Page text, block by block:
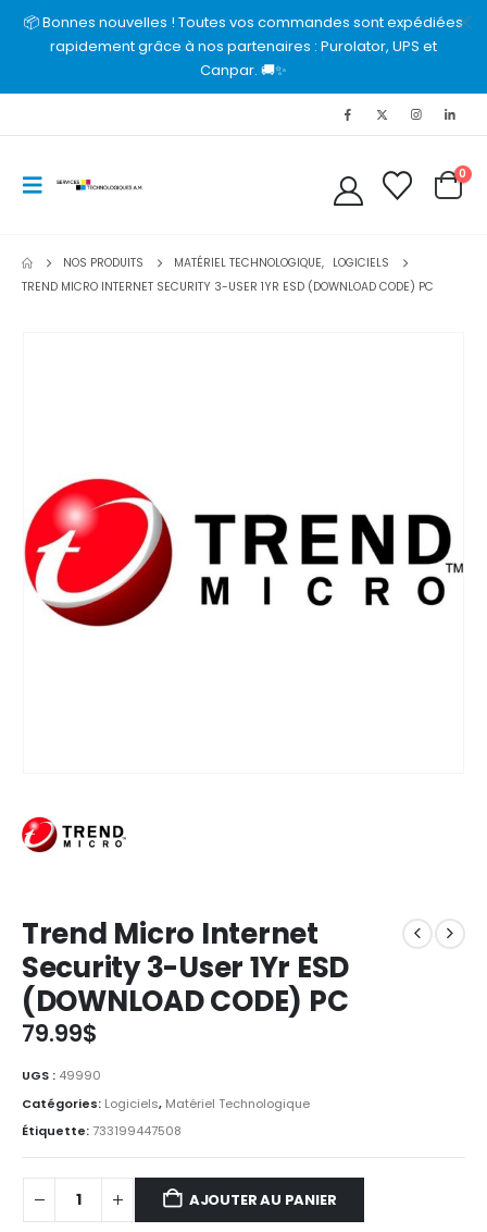
📦 Bonnes nouvelles ! Toutes vos commandes sont expédiées
rapidement grâce à nos partenaires : Purolator, UPS et
Canpar. 🚚✨
0
NOS PRODUITS MATÉRIEL TECHNOLOGIQUE, LOGICIELS
TREND MICRO INTERNET SECURITY 3-USER 1YR ESD (DOWNLOAD CODE) PC
Trend Micro Internet
Security 3-User 1Yr ESD
(DOWNLOAD CODE) PC
79.99$
UGS : 49990
Catégories: Logiciels, Matériel Technologique
Étiquette:733199447508
AJOUTER AU PANIER